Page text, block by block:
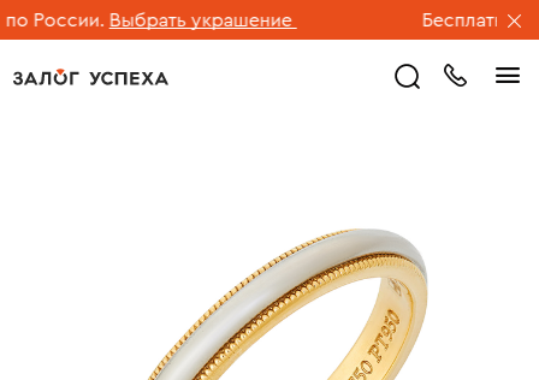
России. Выбрать украшение Бесплатная